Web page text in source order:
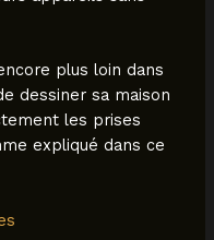
plus loin dans
dessiner sa maison
les prises
expliqué dans ce